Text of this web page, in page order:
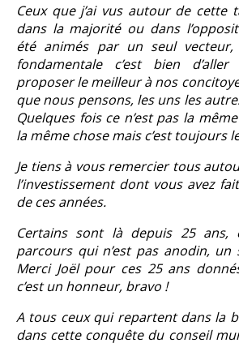
Ceux que j’ai vus autour de cette
dans la majorité ou dans
été animés par un seul
fondamentale c’est bien
proposer le meilleur à nos
que nous pensons, les uns les
Quelques fois ce n’est pas la
la même chose mais c’est toujours
Je tiens à vous remercier tous
l’investissement dont vous avez
de ces années.
Certains sont là depuis 25 ans,
parcours qui n’est pas anodin,
Merci Joël pour ces 25 ans
c’est un honneur, bravo !
A tous ceux qui repartent dans la
dans cette conquête du conseil